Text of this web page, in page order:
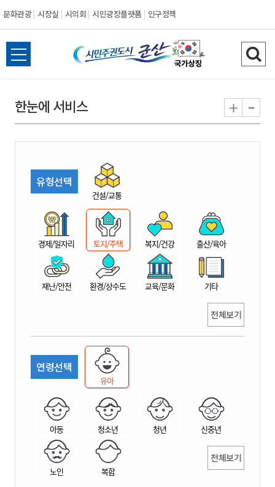
문화관광 시장실 시의회 시민광장플랫폼 인구정책
시
민
권
시
산
전
체
뉴
열
검
색
기
한눈에 서비스 + -
유형선택
건설/교통
경제/일자리 토지/주택 복지/건강 출산/육아
재난/안전 환경/상수도 교육/문화 기타
전체보기
연령선택
유아
아동 청소년 청년 신중년
노인 복합
전체보기